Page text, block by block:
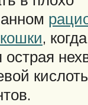
, когда